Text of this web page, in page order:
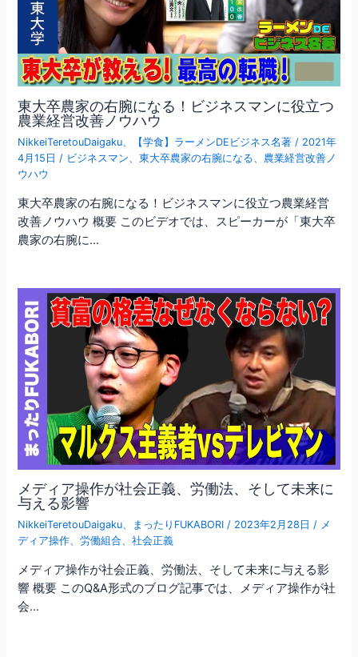
東大卒農家の右腕になる！ビジネスマンに役立つ
農業経営改善ノウハウ
NikkeiTeretouDaigaku、 【学食】ラーメンDEビジネス名著 / 2021年
4月15日 / ビジネスマン、東大卒農家の右腕になる、 農業経営改善ノ
ウハウ
東大卒農家の右腕になる！ビジネスマンに役立つ農業経営
改善ノウハウ 概要 このビデオでは、スピーカーが「東大卒
農家の右腕に…
メディア操作が社会正義、労働法、そして未来に
与える影響
NikkeiTeretouDaigaku、 まったりFUKABORI / 2023年2月28日 / メ
ディア操作、労働組合、社会正義
メディア操作が社会正義、労働法、そして未来に与える影
響 概要 このQ&A形式のブログ記事では、メディア操作が社
会…